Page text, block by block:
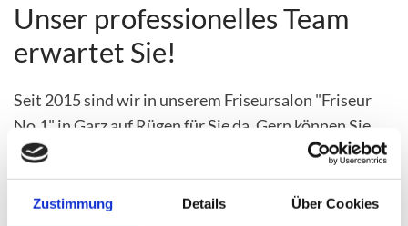
Zustimmung Details Über Cookies
Unser professionelles Team
erwartet Sie!
Seit 2015 sind wir in unserem Friseursalon "Friseur
No.1" in Garz auf Rügen für Sie da. Gern können Sie
einen Termin bei uns vereinbaren. Ein Anruf
genügt:038304-628800